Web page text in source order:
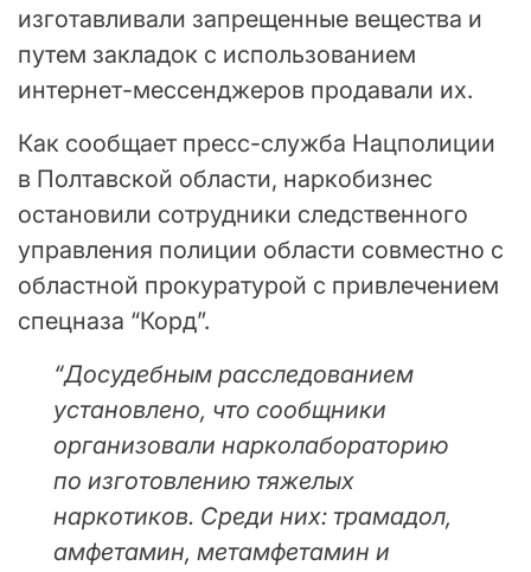
изготавливали запрещенные вещества и
путем закладок с использованием
интернет-мессенджеров продавали их.
Как сообщает пресс-служба Нацполиции
в Полтавской области, наркобизнес
остановили сотрудники следственного
управления полиции области совместно с
областной прокуратурой с привлечением
спецназа “Корд”.
“Досудебным расследованием
установлено, что сообщники
организовали нарколабораторию
по изготовлению тяжелых
наркотиков. Среди них: трамадол,
амфетамин, метамфетамин и